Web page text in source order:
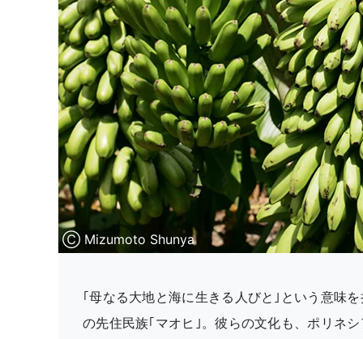
Ⓒ Mizumoto Shunya
｢母なる大地と海に生きる人びと｣という意味
の先住民族｢マオヒ｣。彼らの文化も、ポリネ